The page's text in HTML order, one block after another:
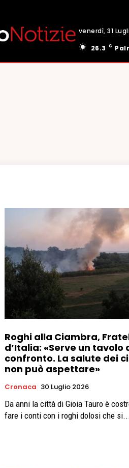
venerdì, 31
26.3
C
Roghi alla Ciambra,
d’Italia: «Serve un tavolo
confronto. La salute dei
non può aspettare»
Cronaca 30 Luglio 2026
Da anni la città di Gioia Tauro è
fare i conti con i roghi dolosi che si...